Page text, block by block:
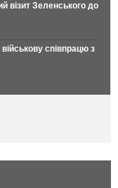
візит Зеленського до
співпрацю з